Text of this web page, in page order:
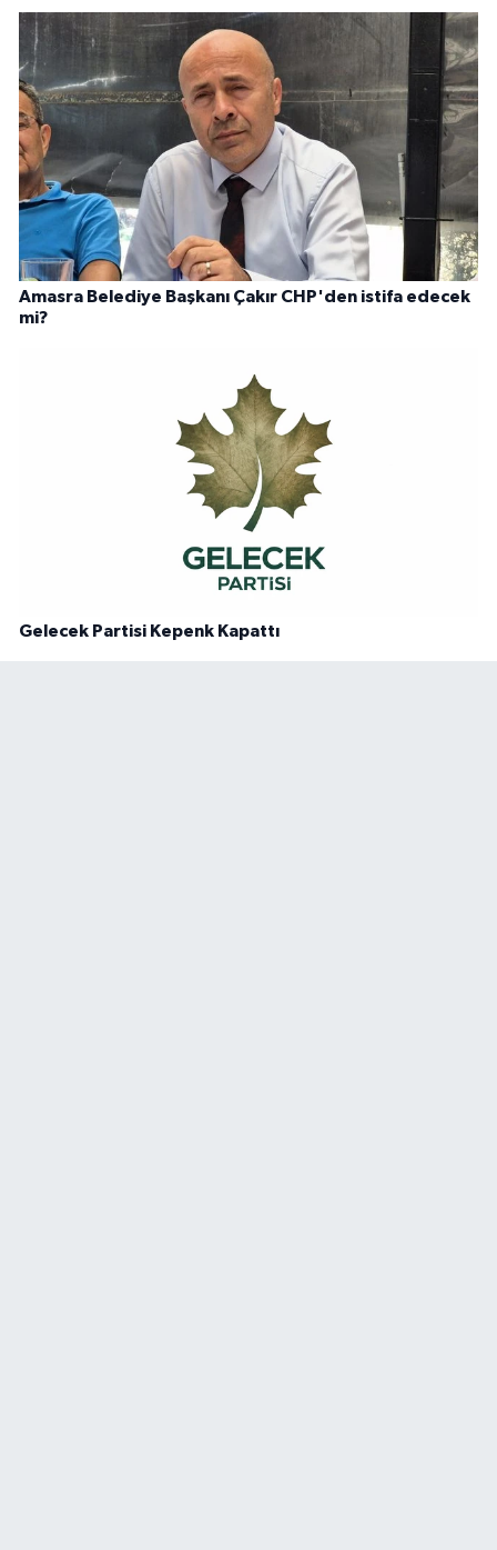
Amasra Belediye Başkanı Çakır CHP'den istifa edecek
mi?
Gelecek Partisi Kepenk Kapattı